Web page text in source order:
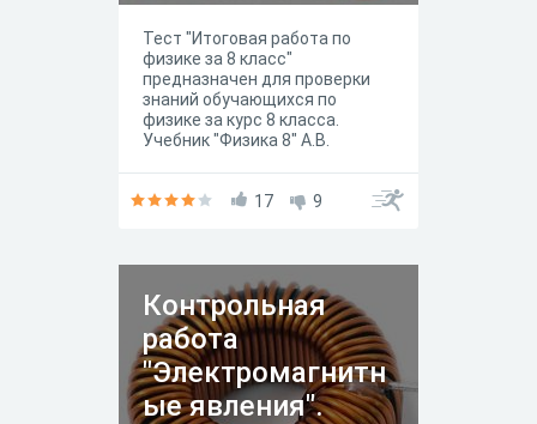
Тест "Итоговая работа по
физике за 8 класс"
предназначен для проверки
знаний обучающихся по
физике за курс 8 класса.
Учебник "Физика 8" А.В.
17 9
Контрольная
работа
"Электромагнитн
ые явления".